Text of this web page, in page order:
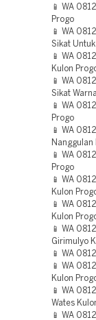
📱 WA
Progo
📱 WA
Sikat
📱 WA
Kulon
📱 WA
Sikat
📱 WA
Progo
📱 WA
Nanggulan
📱 WA
Progo
📱 WA
Kulon
📱 WA
Kulon
📱 WA
Girimulyo
📱 WA
📱 WA
Kulon
📱 WA
Wates
📱 WA